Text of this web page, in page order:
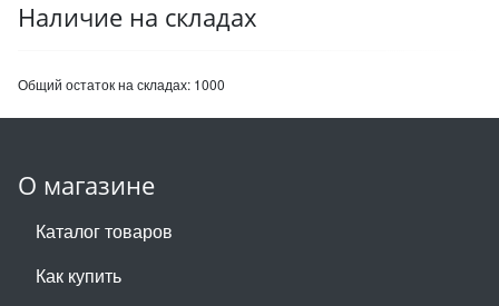
Наличие на складах
Общий остаток на складах: 1000
О магазине
Каталог товаров
Как купить